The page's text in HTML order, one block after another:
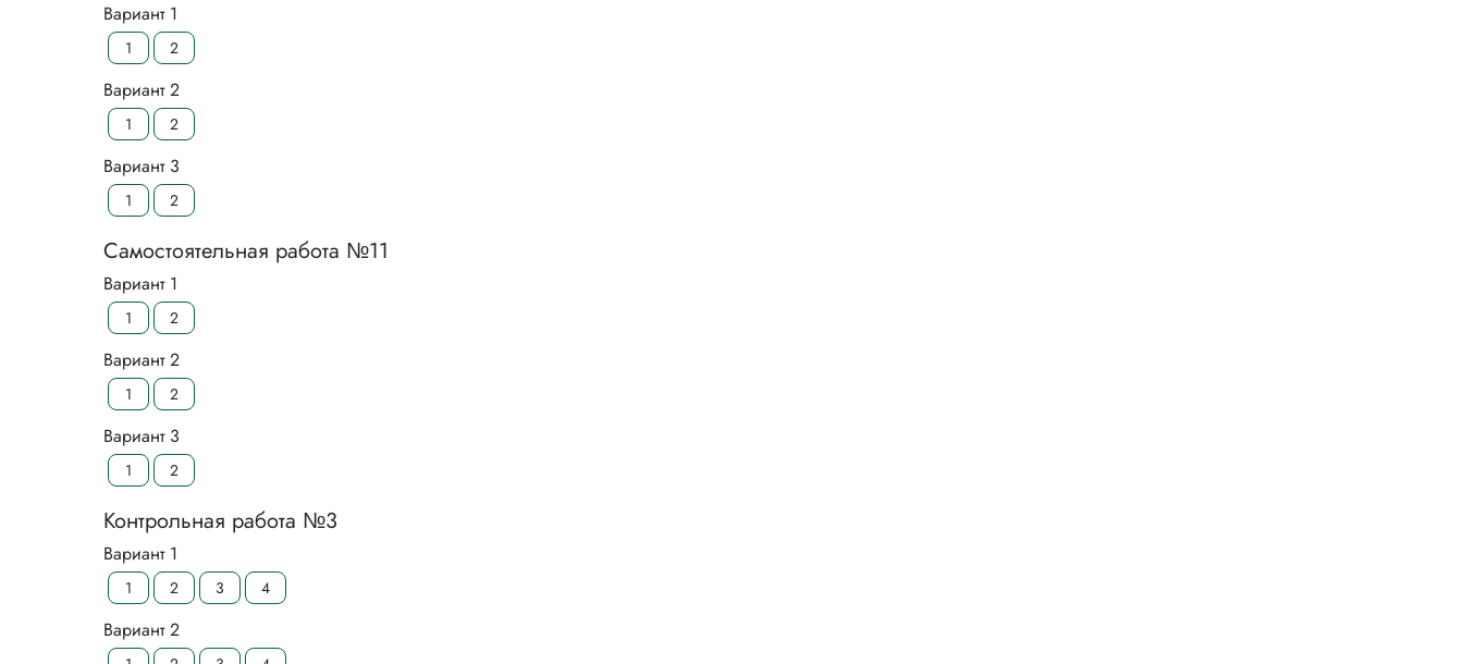
Вариант 1
1 2
Вариант 2
1 2
Вариант 3
1 2
Самостоятельная работа №11
Вариант 1
1 2
Вариант 2
1 2
Вариант 3
1 2
Контрольная работа №3
Вариант 1
1 2 3 4
Вариант 2